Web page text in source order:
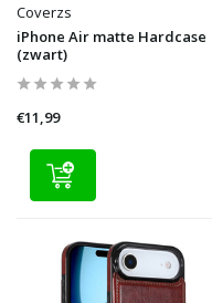
Coverzs
iPhone Air matte Hardcase
(zwart)
€11,99